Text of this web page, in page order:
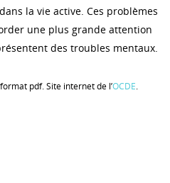
la vie active. Ces problèmes
une plus grande attention
des troubles mentaux.
pdf. Site internet de l’OCDE.